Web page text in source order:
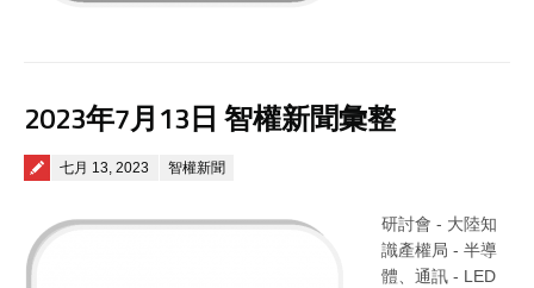
2023年7月13日 智權新聞彙整
Posted on
七月 13, 2023 智權新聞
研討會 - 大陸知
識產權局 - 半導
體、通訊 - LED